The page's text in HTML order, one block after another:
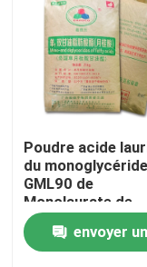
Produits
Vidéos
Poudre acide
du monoglycéride
GML90 de
Monolaurate de
glycérol pour la
nourritureenvoyer